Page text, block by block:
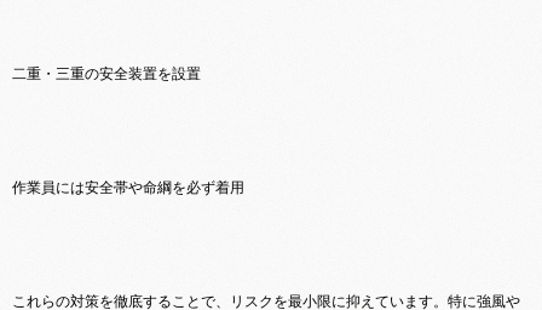
二重・三重の安全装置を設置
作業員には安全帯や命綱を必ず着用
これらの対策を徹底することで、リスクを最小限に抑えています。特に強風や